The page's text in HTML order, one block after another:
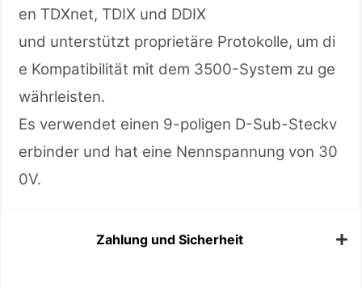
en TDXnet, TDIX und DDIX
und unterstützt proprietäre Protokolle, um di
e Kompatibilität mit dem 3500-System zu ge
währleisten.
Es verwendet einen 9-poligen D-Sub-Steckv
erbinder und hat eine Nennspannung von 30
0V.
Zahlung und Sicherheit